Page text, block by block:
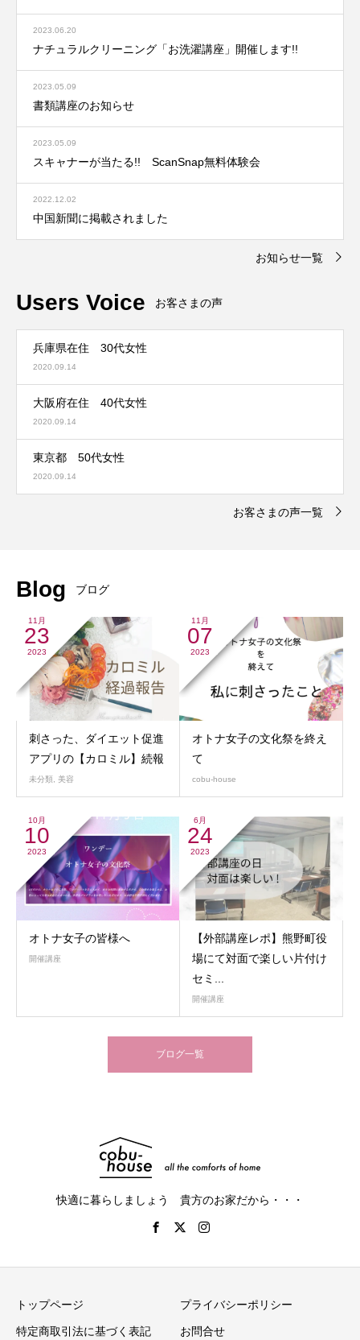
2023.06.20
ナチュラルクリーニング「お洗濯講座」開催します!!
2023.05.09
書類講座のお知らせ
2023.05.09
スキャナーが当たる!! ScanSnap無料体験会
2022.12.02
中国新聞に掲載されました
お知らせ一覧
Users Voice お客さまの声
兵庫県在住 30代女性
2020.09.14
大阪府在住 40代女性
2020.09.14
東京都 50代女性
2020.09.14
お客さまの声一覧
Blog ブログ
11月
23
2023
刺さった、ダイエット促進
アプリの【カロミル】続報
未分類 美容
11月
07
2023
オトナ女子の文化祭を終え
て
cobu-house
10月
10
2023
オトナ女子の皆様へ
開催講座
6月
24
2023
【外部講座レポ】熊野町役
場にて対面で楽しい片付け
セミ...
開催講座
ブログ一覧
快適に暮らしましょう 貴方のお家だから・・・
トップページ プライバシーポリシー
特定商取引法に基づく表記 お問合せ